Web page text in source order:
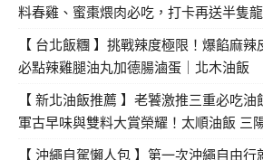
料春雞、蜜棗煨肉必吃，打卡再送半隻
【 台北飯糰 】挑戰辣度極限！爆餡麻辣
必點辣雞腿油丸加德腸滷蛋｜北木油飯
【 新北油飯推薦 】老饕激推三重必吃
軍古早味與雙料大賞榮耀！太順油飯 三
【 沖繩自駕懶人包 】第一次沖繩自由